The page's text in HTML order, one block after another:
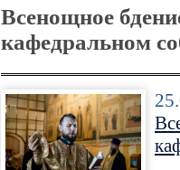
Всенощное
кафедральном